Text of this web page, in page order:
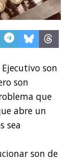
son
son
que
abre un
sea
son de